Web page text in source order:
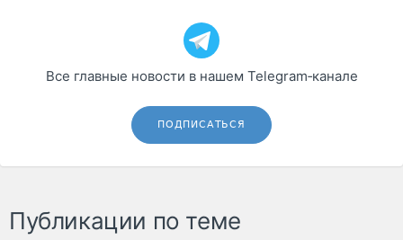
Все главные новости в нашем Telegram‑канале
ПОДПИСАТЬСЯ
Публикации по теме